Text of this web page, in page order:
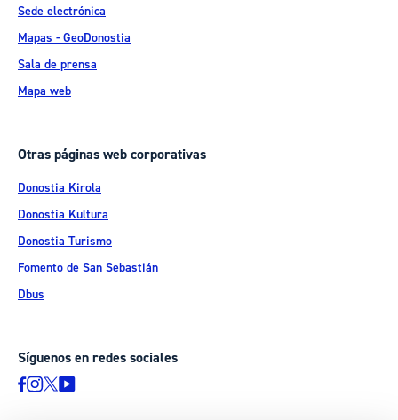
Sede electrónica
Mapas - GeoDonostia
Sala de prensa
Mapa web
Otras páginas web corporativas
Donostia Kirola
Donostia Kultura
Donostia Turismo
Fomento de San Sebastián
Dbus
Síguenos en redes sociales